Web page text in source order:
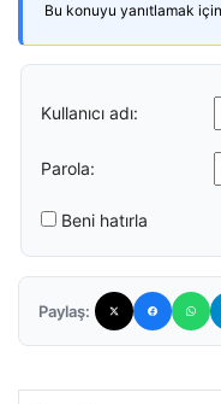
Bu konuyu yanıtlamak için
Kullanıcı adı:
Parola:
Beni hatırla
Paylaş: